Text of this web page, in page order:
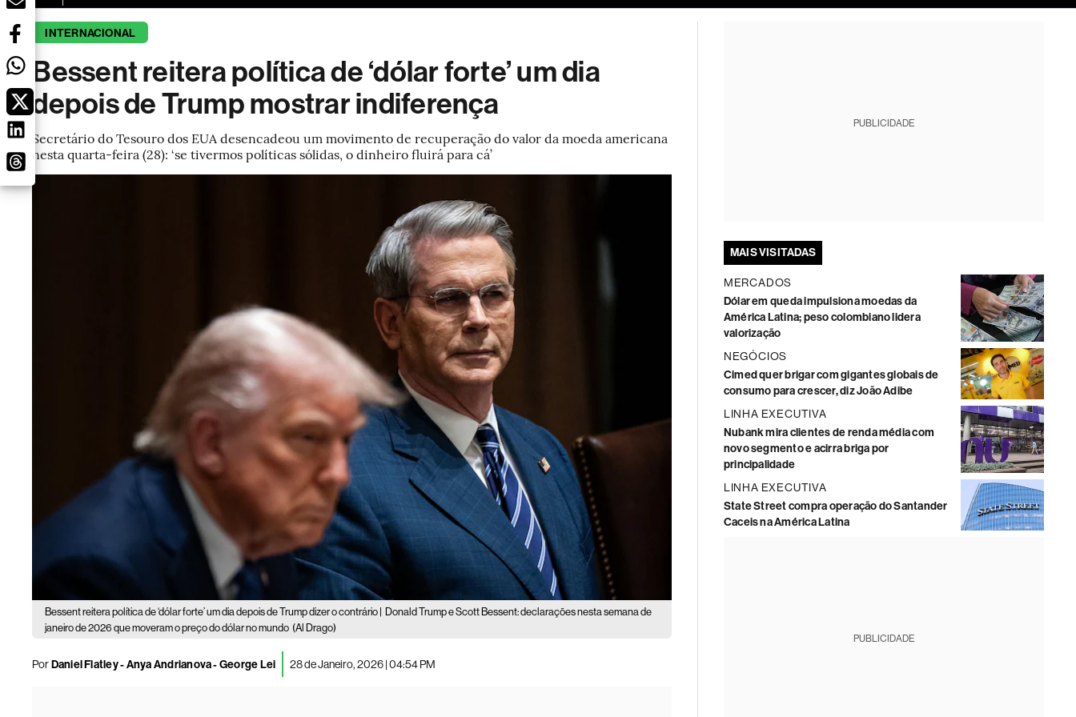
INTERNACIONAL
Bessent reitera política de ‘dólar forte’ um dia
depois de Trump mostrar indiferença
Secretário do Tesouro dos EUA desencadeou um movimento de recuperação do valor da moeda americana
nesta quarta-feira (28): ‘se tivermos políticas sólidas, o dinheiro fluirá para cá’
Bessent reitera política de ‘dólar forte’ um dia depois de Trump dizer o contrário |
Donald Trump e Scott Bessent: declarações nesta semana de
janeiro de 2026 que moveram o preço do dólar no mundo (Al Drago)
PorDaniel Flatley - Anya Andrianova - George Lei 28 de Janeiro, 2026 | 04:54 PM
PUBLICIDADE
MAIS VISITADAS
MERCADOS
Dólar em queda impulsiona moedas da
América Latina; peso colombiano lidera
valorização
NEGÓCIOS
Cimed quer brigar com gigantes globais de
consumo para crescer, diz João Adibe
LINHA EXECUTIVA
Nubank mira clientes de renda média com
novo segmento e acirra briga por
principalidade
LINHA EXECUTIVA
State Street compra operação do Santander
Caceis na América Latina
PUBLICIDADE